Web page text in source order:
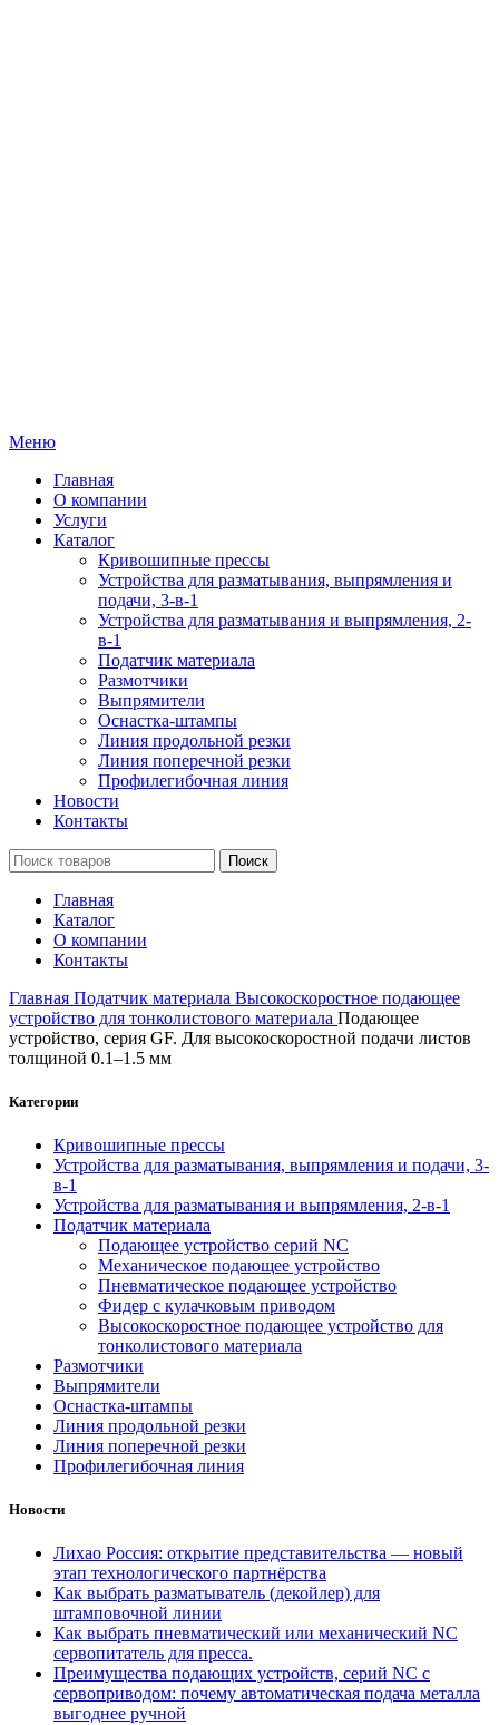
Меню
Главная
О компании
Услуги
Каталог
Кривошипные прессы
Устройства для разматывания, выпрямления и
подачи, 3-в-1
Устройства для разматывания и выпрямления, 2-
в-1
Податчик материала
Размотчики
Выпрямители
Оснастка-штампы
Линия продольной резки
Линия поперечной резки
Профилегибочная линия
Новости
Контакты
Поиск
Главная
Каталог
О компании
Контакты
Главная Податчик материала Высокоскоростное подающее
устройство для тонколистового материала Подающее
устройство, серия GF. Для высокоскоростной подачи листов
толщиной 0.1–1.5 мм
Категории
Кривошипные прессы
Устройства для разматывания, выпрямления и подачи, 3-
в-1
Устройства для разматывания и выпрямления, 2-в-1
Податчик материала
Подающее устройство серий NC
Механическое подающее устройство
Пневматическое подающее устройство
Фидер с кулачковым приводом
Высокоскоростное подающее устройство для
тонколистового материала
Размотчики
Выпрямители
Оснастка-штампы
Линия продольной резки
Линия поперечной резки
Профилегибочная линия
Новости
Лихао Россия: открытие представительства — новый
этап технологического партнёрства
Как выбрать разматыватель (декойлер) для
штамповочной линии
Как выбрать пневматический или механический NC
сервопитатель для пресса.
Преимущества подающих устройств, серий NC с
сервоприводом: почему автоматическая подача металла
выгоднее ручной